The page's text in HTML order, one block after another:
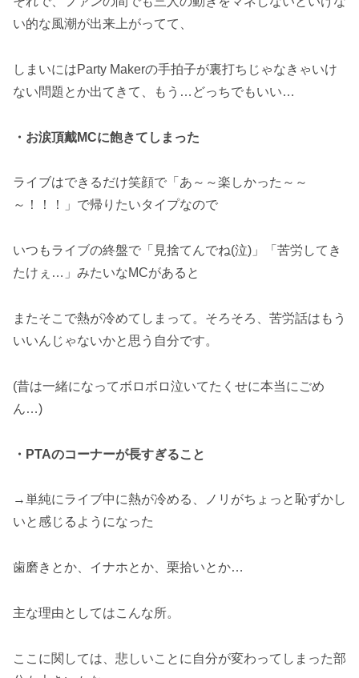
い的な風潮が出来上がってて、
しまいにはParty Makerの手拍子が裏打ちじゃなきゃいけ
ない問題とか出てきて、もう…どっちでもいい…
・お涙頂戴MCに飽きてしまった
ライブはできるだけ笑顔で「あ～～楽しかった～～
～！！！」で帰りたいタイプなので
いつもライブの終盤で「見捨てんでね(泣)」「苦労してき
たけぇ…」みたいなMCがあると
またそこで熱が冷めてしまって。そろそろ、苦労話はもう
いいんじゃないかと思う自分です。
(昔は一緒になってボロボロ泣いてたくせに本当にごめ
ん…)
・PTAのコーナーが長すぎること
→単純にライブ中に熱が冷める、ノリがちょっと恥ずかし
いと感じるようになった
歯磨きとか、イナホとか、栗拾いとか…
主な理由としてはこんな所。
ここに関しては、悲しいことに自分が変わってしまった部